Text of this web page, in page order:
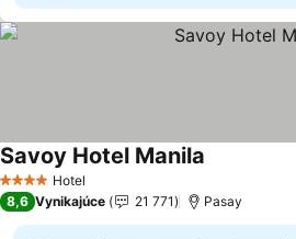
4 Počet hviezdičiek
Hotel
Savoy Hotel Manila
8,6 Vynikajúce 21 771 Pasay